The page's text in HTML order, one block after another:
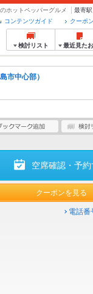
ホットペッパーグルメ 最寄駅
クーポ
コンテンツガイド
検討リスト 最近見た
市中心部）
空席確認・予約
クーポンを見る
電話番